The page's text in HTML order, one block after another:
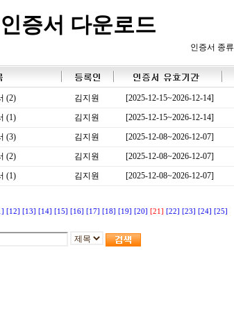
증서 다운로드
인증서 종류
(2) 김지원 [2025-12-15~2026-12-14]
(1) 김지원 [2025-12-15~2026-12-14]
(3) 김지원 [2025-12-08~2026-12-07]
(2) 김지원 [2025-12-08~2026-12-07]
(1) 김지원 [2025-12-08~2026-12-07]
[12] [13] [14] [15] [16] [17] [18] [19] [20] [21] [22] [23] [24] [25]